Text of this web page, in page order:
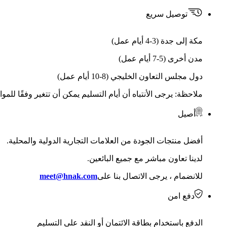
توصيل سريع
مكة إلى جدة (3-4 أيام عمل)
مدن أخرى (5-7 أيام عمل)
دول مجلس التعاون الخليجي (8-10 أيام عمل)
ملاحظة: يرجى الأنتباه أن أيام التسليم يمكن أن تتغير وفقًا
أصيل
أفضل منتجات الجودة من العلامات التجارية الدولية والمحلية.
لدينا تعاون مباشر مع جميع البائعين.
للانضمام ، يرجى الاتصال بنا علىmeet@hnak.com
دفع امن
الدفع باستخدام بطاقة الائتمان أو النقد على التسليم